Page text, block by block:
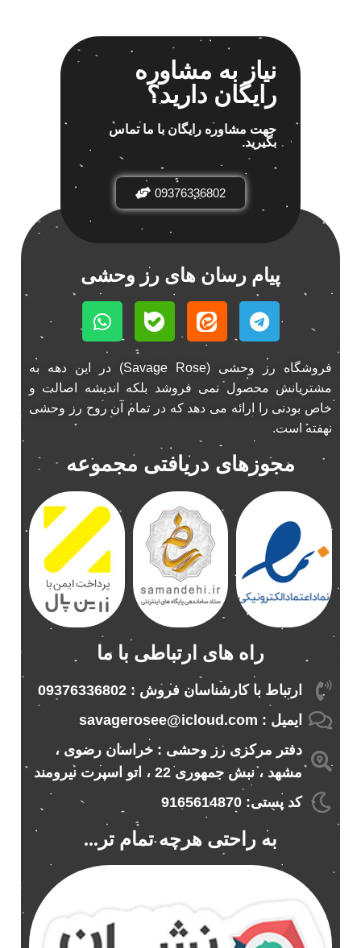
نیاز به مشاوره
رایگان دارید؟
جهت مشاوره رایگان با ما تماس
بگیرید.
09376336802
پیام رسان های رز وحشی
فروشگاه رز وحشی (Savage Rose) در این دهه به
مشتریانش محصول نمی فروشد بلکه اندیشه اصالت و
خاص بودنی را ارائه می دهد که در تمام آن روح رز وحشی
نهفته است.
مجوزهای دریافتی مجموعه
راه های ارتباطی با ما
ارتباط با کارشناسان فروش : 09376336802
ایمیل : savagerosee@icloud.com
دفتر مرکزی رز وحشی : خراسان رضوی ،
مشهد ، نبش جمهوری 22 ، اتو اسپرت نیرومند
کد پستی: 9165614870
به راحتی هرچه تمام تر...